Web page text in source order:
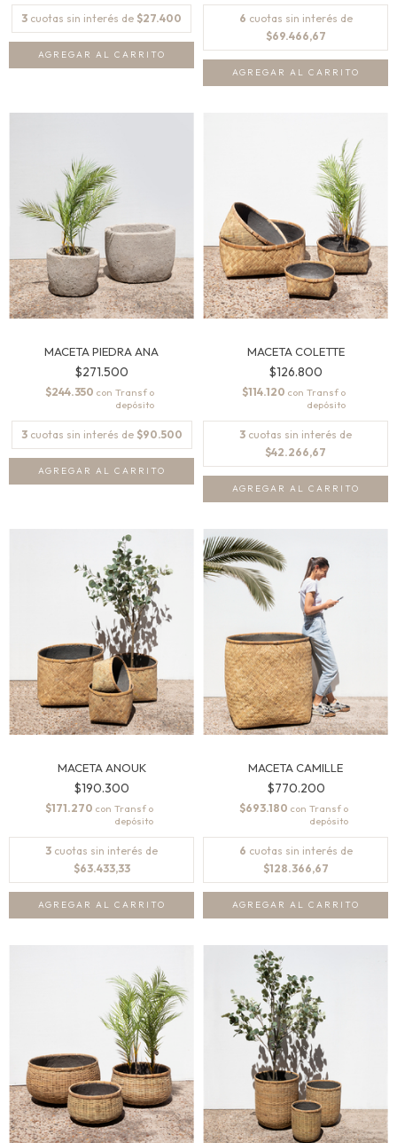
3 cuotas sin interés de $27.400
AGREGAR AL CARRITO
6 cuotas sin interés de
$69.466,67
MACETA PIEDRA ANA
$271.500
$244.350 con
3 cuotas sin interés de $90.500
AGREGAR AL CARRITO
MACETA COLETTE
$126.800
$114.120 con
3 cuotas sin interés de
$42.266,67
AGREGAR AL CARRITO
MACETA ANOUK
$190.300
$171.270 con
3 cuotas sin interés de
$63.433,33
AGREGAR AL CARRITO
MACETA CAMILLE
$770.200
$693.180 con
6 cuotas sin interés de
$128.366,67
AGREGAR AL CARRITO